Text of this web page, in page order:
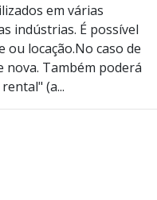
em várias
indústrias. É possível
locação.No caso de
Também poderá
(a...